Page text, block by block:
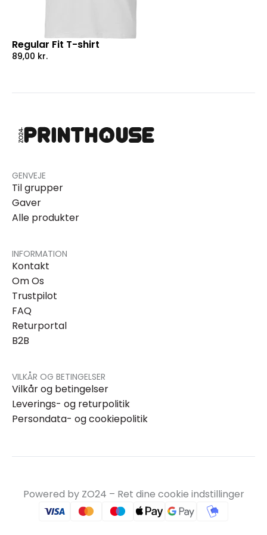
Regular Fit T-shirt
89,00 kr.
GENVEJE
Til grupper
Gaver
Alle produkter
INFORMATION
Kontakt
Om Os
Trustpilot
FAQ
Returportal
B2B
VILKÅR OG BETINGELSER
Vilkår og betingelser
Leverings- og returpolitik
Persondata- og cookiepolitik
Powered by ZO24 – Ret dine cookie indstillinger